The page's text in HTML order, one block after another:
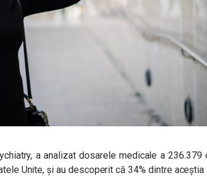
a analizat dosarele medicale a 236.379
Unite, și au descoperit că 34% dintre aceștia